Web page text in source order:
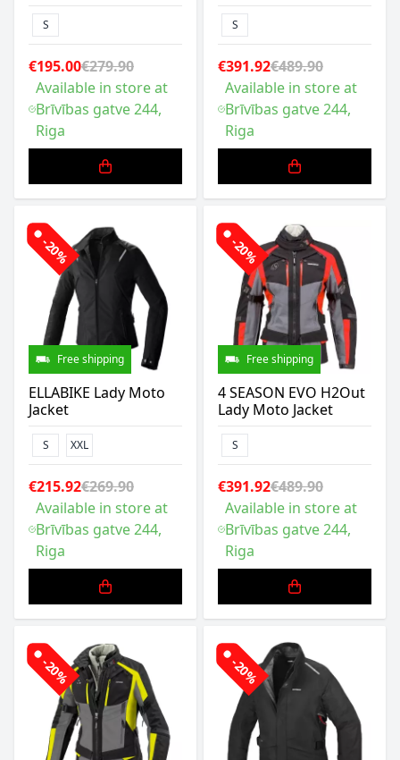
S
€195.00€279.90
Available in store at
Brīvības gatve 244,
Riga
S
€391.92€489.90
Available in store at
Brīvības gatve 244,
Riga
-20%
Free shipping
ELLABIKE Lady Moto
Jacket
S XXL
€215.92€269.90
Available in store at
Brīvības gatve 244,
Riga
-20%
Free shipping
4 SEASON EVO H2Out
Lady Moto Jacket
S
€391.92€489.90
Available in store at
Brīvības gatve 244,
Riga
-20% -20%